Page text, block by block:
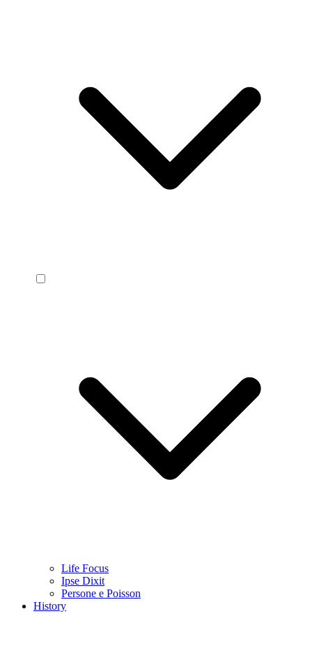
Life Focus
Ipse Dixit
Persone e Poisson
History